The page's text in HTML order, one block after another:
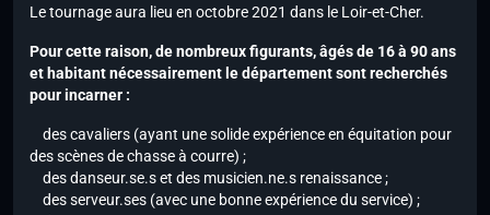
Le tournage aura lieu en octobre 2021 dans le Loir-et-Cher.
Pour cette raison, de nombreux figurants, âgés de 16 à 90 ans
et habitant nécessairement le département sont recherchés
pour incarner :
des cavaliers (ayant une solide expérience en équitation pour
des scènes de chasse à courre) ;
des danseur.se.s et des musicien.ne.s renaissance ;
des serveur.ses (avec une bonne expérience du service) ;